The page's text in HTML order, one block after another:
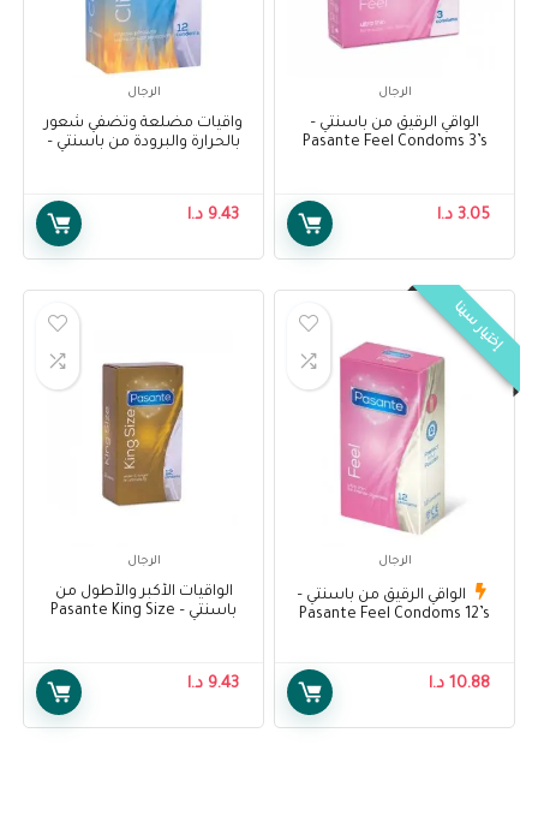
الرجال
الواقي الرقيق من باسنتي –
Pasante Feel Condoms 3’s
3.05 د.ا
الرجال
واقيات مضلعة وتضفي شعور
بالحرارة والبرودة من باسنتي –
9.43 د.ا
إختيار سينا
الرجال
الواقي الرقيق من باسنتي –
Pasante Feel Condoms 12’s
10.88 د.ا
الرجال
الواقيات الأكبر والأطول من
باسنتي – Pasante King Size
9.43 د.ا